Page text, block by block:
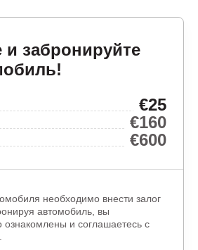
и забронируйте
€25
€160
€600
необходимо внести залог
автомобиль, вы
ознакомлены и соглашаетесь с